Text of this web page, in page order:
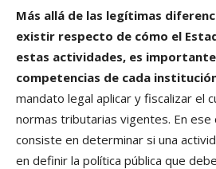
Más allá de las legítimas
existir respecto de cómo el
estas actividades, es
competencias de cada
mandato legal aplicar y fiscalizar el
normas tributarias vigentes. En ese
consiste en determinar si una
en definir la política pública que